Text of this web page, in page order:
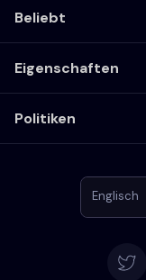
Beliebt
Eigenschaften
Politiken
Englisch